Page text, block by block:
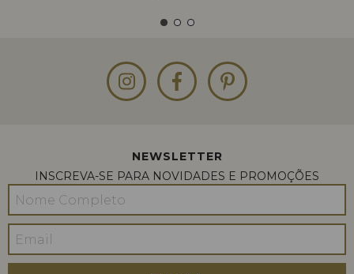
NEWSLETTER
INSCREVA-SE PARA NOVIDADES E PROMOÇÕES